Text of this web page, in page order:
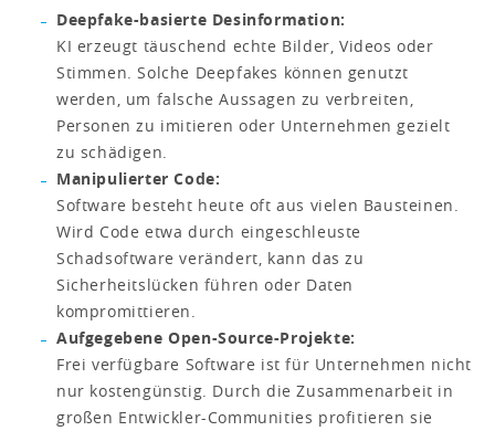
Deepfake-basierte Desinformation:
KI erzeugt täuschend echte Bilder, Videos oder
Stimmen. Solche Deepfakes können genutzt
werden, um falsche Aussagen zu verbreiten,
Personen zu imitieren oder Unternehmen gezielt
zu schädigen.
Manipulierter Code:
Software besteht heute oft aus vielen Bausteinen.
Wird Code etwa durch eingeschleuste
Schadsoftware verändert, kann das zu
Sicherheitslücken führen oder Daten
kompromittieren.
Aufgegebene Open-Source-Projekte:
Frei verfügbare Software ist für Unternehmen nicht
nur kostengünstig. Durch die Zusammenarbeit in
großen Entwickler-Communities profitieren sie